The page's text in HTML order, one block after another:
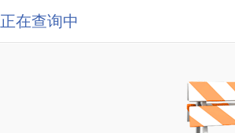
正在查询中